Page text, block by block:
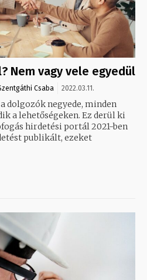
Nem vagy vele egyedül
Csaba 2022.03.11.
dolgozók negyede, minden
a lehetőségeken. Ez derül ki
publikált, ezeket